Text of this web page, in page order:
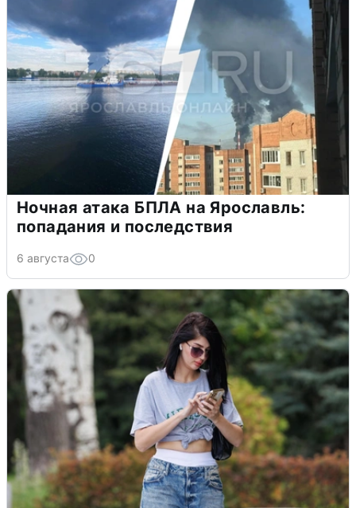
Ночная атака БПЛА на Ярославль:
попадания и последствия
6 августа 0